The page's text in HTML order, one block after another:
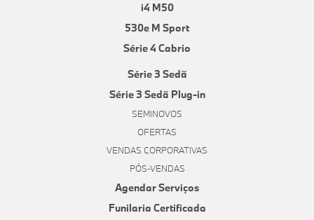
i4 M50
530e M Sport
Série 4 Cabrio
Série 3 Sedã
Série 3 Sedã Plug-in
SEMINOVOS
OFERTAS
VENDAS CORPORATIVAS
PÓS-VENDAS
Agendar Serviços
Funilaria Certificada